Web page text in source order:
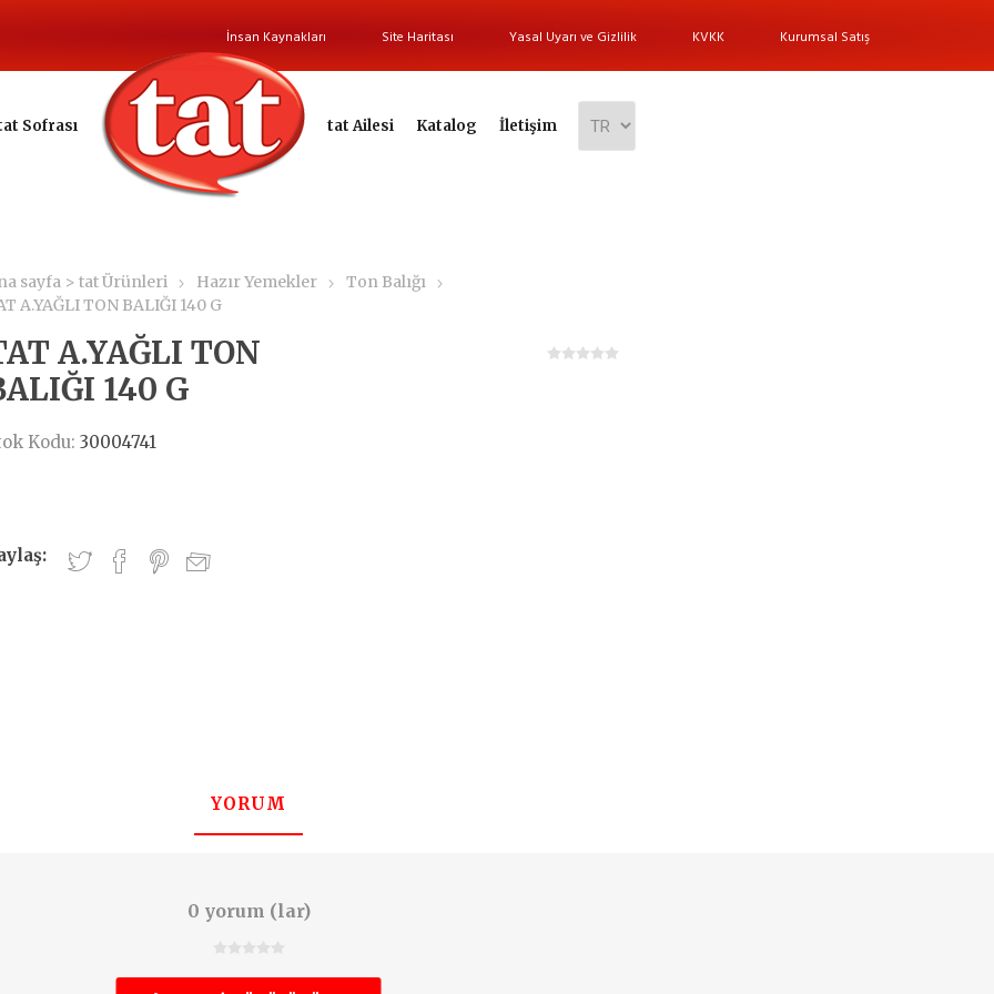
İnsan Kaynakları Site Haritası Yasal Uyarı ve Gizlilik KVKK Kurumsal Satış
Sofrası tat Ailesi Katalog İletişim
sayfa > tat Ürünleri Hazır Yemekler
Ton Balığı
A.YAĞLI TON BALIĞI 140 G
A.YAĞLI TON
140 G
Kodu: 30004741
YORUM
0 yorum (lar)